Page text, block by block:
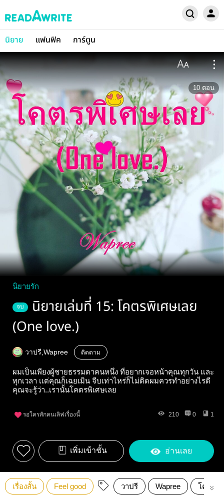
นิยาย แฟนฟิค การ์ตูน
10 ตอน
นิยายรัก
จบ
นิยายเล่มที่ 15: โคตรพิเศษเลย
(One love.)
วาปรี,Wapree ติดตาม
ผมเป็นเพียงผู้ชายธรรมดาคนหนึ่ง ที่อยากเจอหน้าคุณทุกวัน เเละ
ทุกเวลา เเต่คุณก็เฉยเมิน จีบเท่าไหร่ก็ไม่ติดผมควรทำอย่างไรดี
คุณจะรู้ว่า..เรานั้นโคตรพิเศษเลย
รอใครสักคนเลิฟเรื่องนี้ 210 0 1
เพิ่มเข้าชั้น อ่านเลย
เรื่องสั้น Feel good วาปรี Wapree โคตรพิ